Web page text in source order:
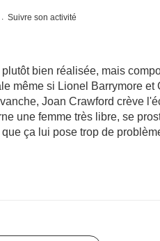
Suivre son activité
bien réalisée, mais
même si Lionel Barrymore et
Joan Crawford crève
une femme très libre, se
ça lui pose trop de